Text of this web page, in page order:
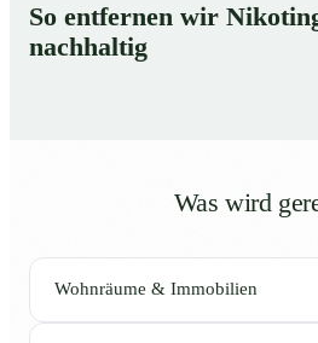
So entfernen wir
nachhaltig
Was wird
Wohnräume & Immobilien